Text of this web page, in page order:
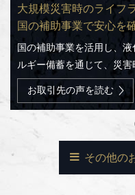
災害時でも人工透析は
そのために必要な電力
当社でお取組した、LPガ
されました。
お取引先の声を読む
非常時は電源、平時は
を導入
ＢＣＰ(業務継続計画)対策
の補助金を活用し電気自
お取引先の声を読む
大規模災害時のライフ
国の補助事業で安心を
国の補助事業を活用し、
ルギー備蓄を通じて、災害
お取引先の声を読む
その他の